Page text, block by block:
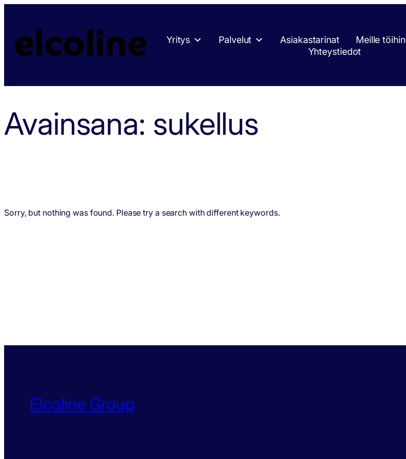
Yritys Palvelut Asiakastarinat Meille töihin
Yhteystiedot
Avainsana: sukellus
Sorry, but nothing was found. Please try a search with different keywords.
Elcoline Group